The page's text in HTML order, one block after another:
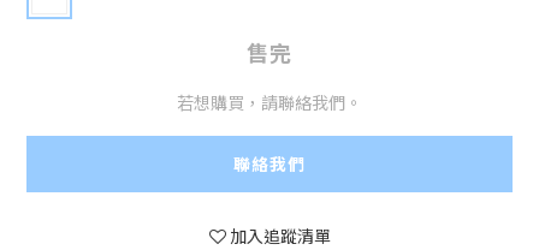
售完
若想購買，請聯絡我們。
聯絡我們
加入追蹤清單